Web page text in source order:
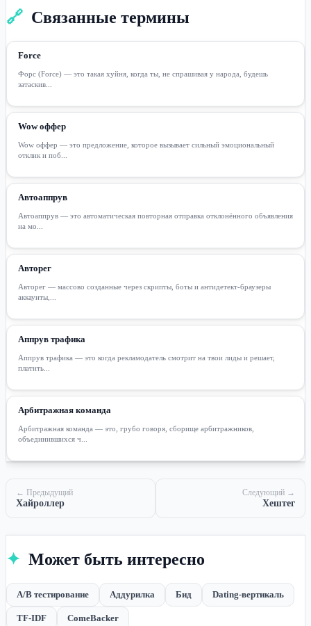
🔗 Связанные термины
Force
Форс (Force) — это такая хуйня, когда ты, не спрашивая у народа, будешь
затаскив...
Wow оффер
Wow оффер — это предложение, которое вызывает сильный эмоциональный
отклик и поб...
Автоаппрув
Автоаппрув — это автоматическая повторная отправка отклонённого объявления
на мо...
Авторег
Авторег — массово созданные через скрипты, боты и антидетект-браузеры
аккаунты,...
Аппрув трафика
Аппрув трафика — это когда рекламодатель смотрит на твои лиды и решает,
платить...
Арбитражная команда
Арбитражная команда — это, грубо говоря, сборище арбитражников,
объединившихся ч...
← Предыдущий
Хайроллер
Следующий →
Хештег
✦ Может быть интересно
A/B тестирование Аддурилка Бид Dating-вертикаль
TF-IDF ComeBacker